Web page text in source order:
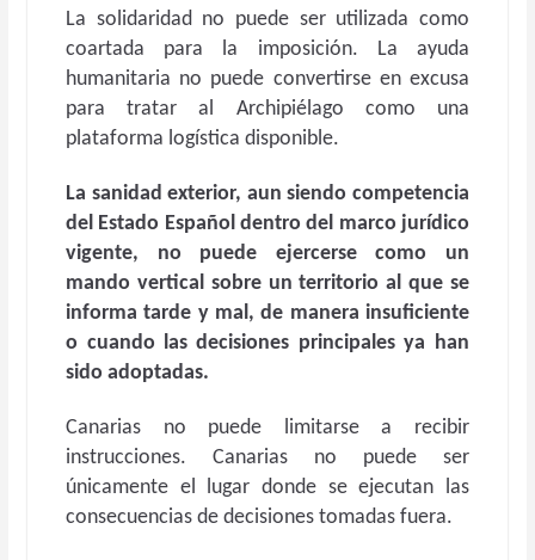
La solidaridad no puede ser utilizada como
coartada para la imposición. La ayuda
humanitaria no puede convertirse en excusa
para tratar al Archipiélago como una
plataforma logística disponible.
La sanidad exterior, aun siendo competencia
del Estado Español dentro del marco jurídico
vigente, no puede ejercerse como un
mando vertical sobre un territorio al que se
informa tarde y mal, de manera insuficiente
o cuando las decisiones principales ya han
sido adoptadas.
Canarias no puede limitarse a recibir
instrucciones. Canarias no puede ser
únicamente el lugar donde se ejecutan las
consecuencias de decisiones tomadas fuera.